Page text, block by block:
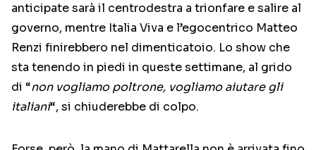
anticipate sarà il centrodestra a trionfare e salire al
governo, mentre Italia Viva e l’egocentrico Matteo
Renzi finirebbero nel dimenticatoio. Lo show che
sta tenendo in piedi in queste settimane, al grido
di “non vogliamo poltrone, vogliamo aiutare gli
italiani“, si chiuderebbe di colpo.